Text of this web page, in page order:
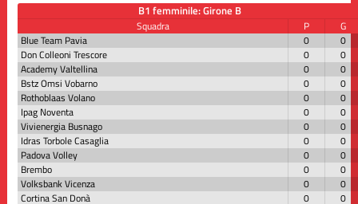
B1 femminile: Girone B
Squadra P
G
Blue Team Pavia
0
0
Don Colleoni Trescore
0
0
Academy Valtellina
0
0
Bstz Omsi Vobarno
0
0
Rothoblaas Volano
0
0
Ipag Noventa
0
0
Vivienergia Busnago
0
0
Idras Torbole Casaglia
0
0
Padova Volley
0
0
Brembo
0
0
Volksbank Vicenza
0
0
Cortina San Donà
0
0